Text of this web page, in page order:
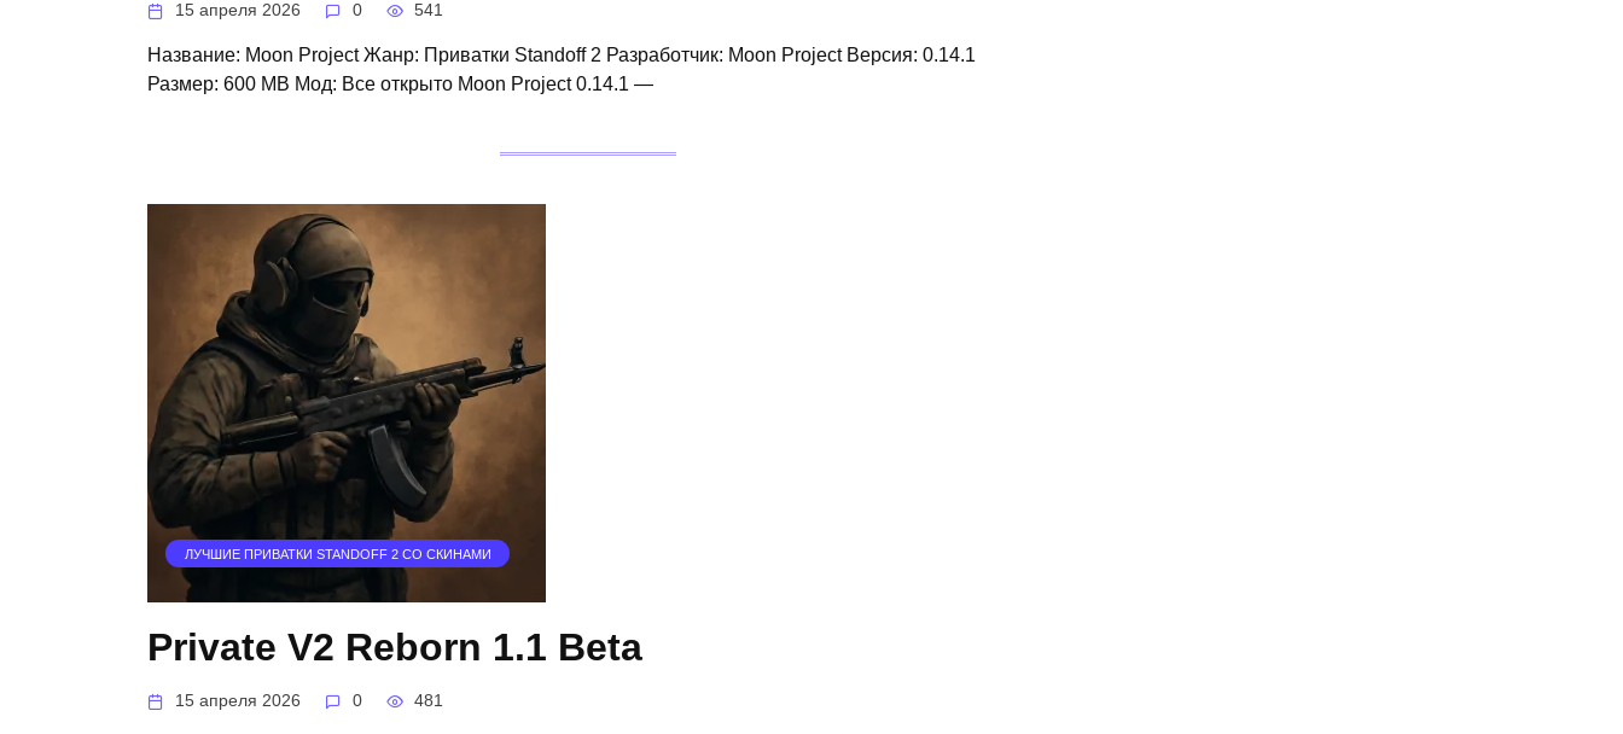
15 апреля 2026 0 541
Название: Moon Project Жанр: Приватки Standoff 2 Разработчик: Moon Project Версия: 0.14.1
Размер: 600 MB Мод: Все открыто Moon Project 0.14.1 —
ЛУЧШИЕ ПРИВАТКИ STANDOFF 2 СО СКИНАМИ
Private V2 Reborn 1.1 Beta
15 апреля 2026 0 481